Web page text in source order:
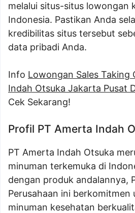
melalui situs-situs lowongan
Indonesia. Pastikan Anda
kredibilitas situs tersebut
data pribadi Anda.
Info Lowongan Sales Taking
Indah Otsuka Jakarta Pusat
Cek Sekarang!
Profil PT Amerta Indah
PT Amerta Indah Otsuka
minuman terkemuka di
dengan produk andalannya,
Perusahaan ini berkomitmen
minuman kesehatan